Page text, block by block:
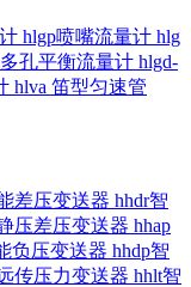
hlgp喷嘴流量计 hlg
孔平衡流量计 hlgd-
hlva 笛型匀速管
差压变送器 hhdr智
压差压变送器 hhap
负压变送器 hhdp智
传压力变送器 hhlt智